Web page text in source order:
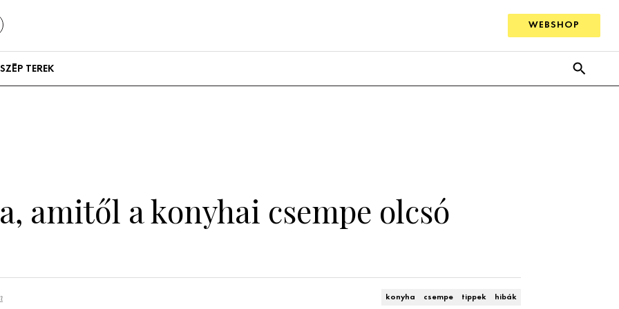
WEBSHOP
SZÉP TEREK
amitől a konyhai csempe olcsó
konyha csempe tippek hibák